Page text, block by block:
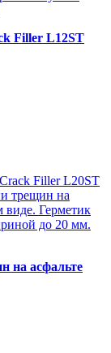
Filler L12SТ
Filler L20SТ
трещин на
виде. Герметик
до 20 мм.
на асфальте